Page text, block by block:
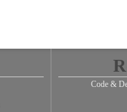
Code &